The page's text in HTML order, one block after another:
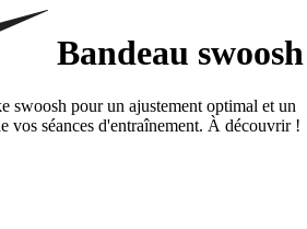
Bandeau swoosh
swoosh pour un ajustement optimal et un
vos séances d'entraînement. À découvrir !